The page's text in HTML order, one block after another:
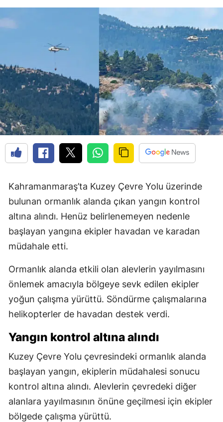
Kahramanmaraş’ta Kuzey Çevre Yolu üzerinde
bulunan ormanlık alanda çıkan yangın kontrol
altına alındı. Henüz belirlenemeyen nedenle
başlayan yangına ekipler havadan ve karadan
müdahale etti.
Ormanlık alanda etkili olan alevlerin yayılmasını
önlemek amacıyla bölgeye sevk edilen ekipler
yoğun çalışma yürüttü. Söndürme çalışmalarına
helikopterler de havadan destek verdi.
Yangın kontrol altına alındı
Kuzey Çevre Yolu çevresindeki ormanlık alanda
başlayan yangın, ekiplerin müdahalesi sonucu
kontrol altına alındı. Alevlerin çevredeki diğer
alanlara yayılmasının önüne geçilmesi için ekipler
bölgede çalışma yürüttü.